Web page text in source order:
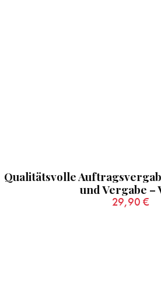
Qualitätsvolle
und Vergabe –
29,90 €